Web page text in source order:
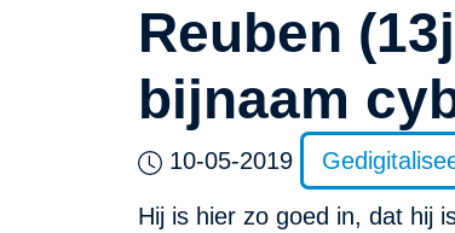
Reuben
bijnaam
10-05-2019
Hij is hier zo goed in, dat hij